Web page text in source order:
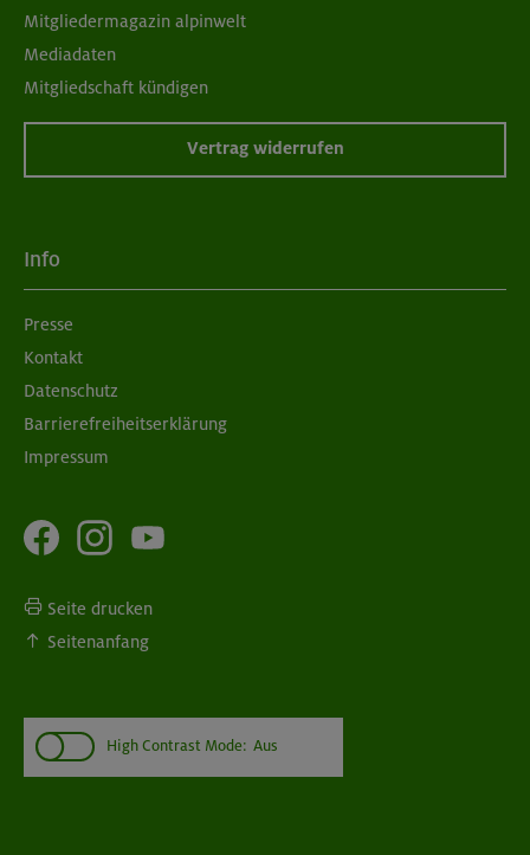
Mitgliedermagazin alpinwelt
Mediadaten
Mitgliedschaft kündigen
Vertrag widerrufen
Info
Presse
Kontakt
Datenschutz
Barrierefreiheitserklärung
Impressum
Seite drucken
Seitenanfang
High Contrast Mode: Aus